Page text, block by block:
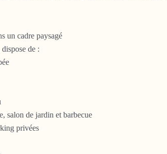
un cadre paysagé
de :
salon de jardin et barbecue
privées